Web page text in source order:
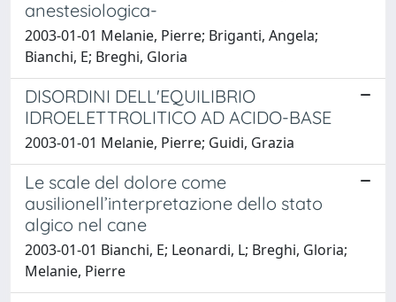
anestesiologica-
2003-01-01 Melanie, Pierre; Briganti, Angela;
Bianchi, E; Breghi, Gloria
DISORDINI DELL'EQUILIBRIO
IDROELETTROLITICO AD ACIDO-BASE
2003-01-01 Melanie, Pierre; Guidi, Grazia
Le scale del dolore come
ausilionell’interpretazione dello stato
algico nel cane
2003-01-01 Bianchi, E; Leonardi, L; Breghi, Gloria;
Melanie, Pierre